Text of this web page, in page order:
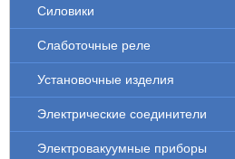
Силовики
Слаботочные реле
Установочные изделия
Электрические соединители
Электровакуумные приборы